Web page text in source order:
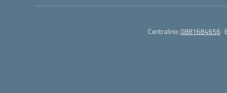
Centralino:0881684656